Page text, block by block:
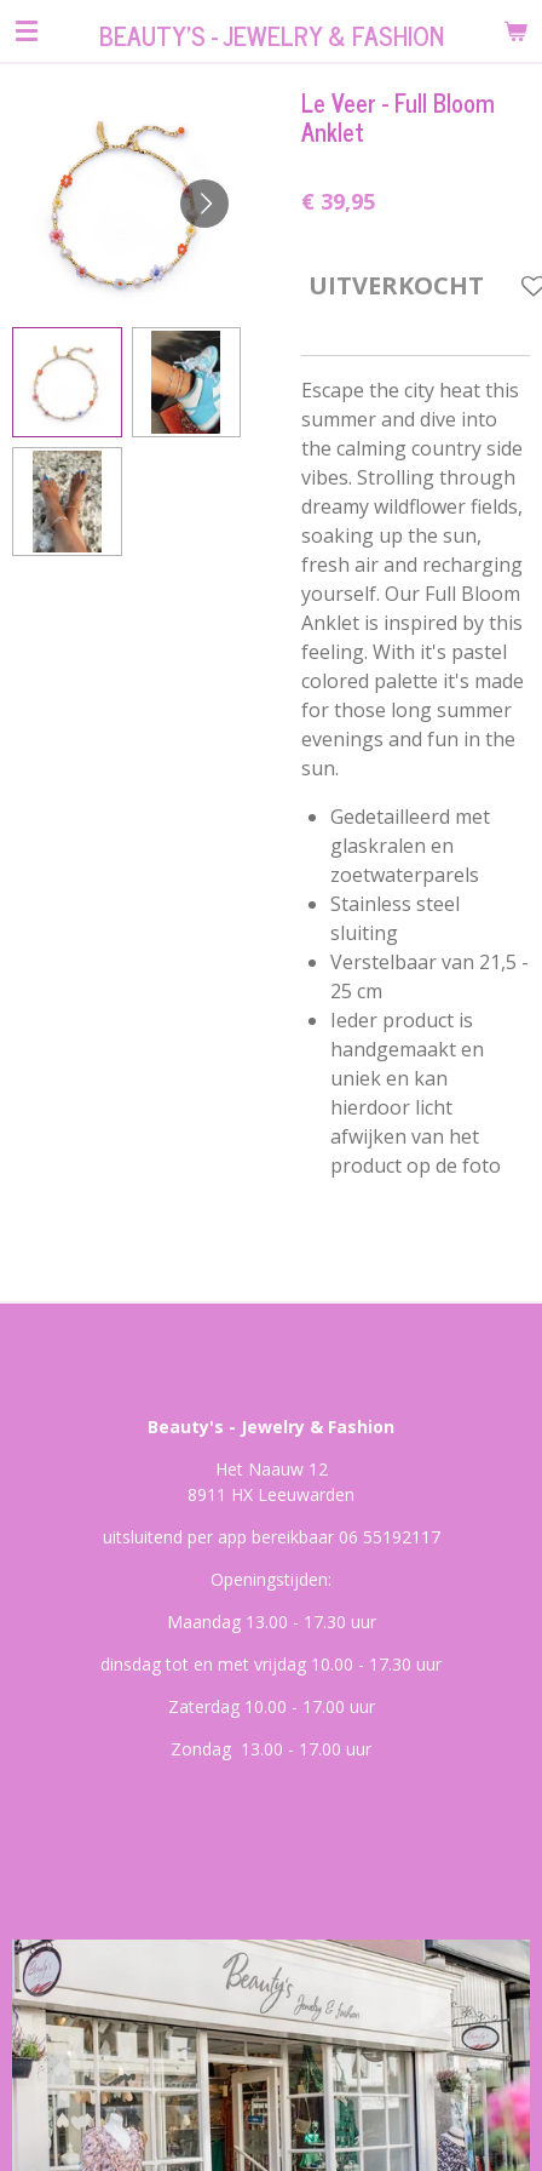
Ga
hoofdinhoud
BEAUTY'S - JEWELRY & FASHION
Le Veer - Full Bloom
Anklet
€ 39,95
UITVERKOCHT
Escape the city heat this
summer and dive into
the calming country side
vibes. Strolling through
dreamy wildflower fields,
soaking up the sun,
fresh air and recharging
yourself. Our Full Bloom
Anklet is inspired by this
feeling. With it's pastel
colored palette it's made
for those long summer
evenings and fun in the
sun.
Gedetailleerd met
glaskralen en
zoetwaterparels
Stainless steel
sluiting
Verstelbaar van 21,5 -
25 cm
Ieder product is
handgemaakt en
uniek en kan
hierdoor licht
afwijken van het
product op de foto
Beauty's - Jewelry & Fashion
Het Naauw 12
8911 HX Leeuwarden
uitsluitend per app bereikbaar 06 55192117
Openingstijden:
Maandag 13.00 - 17.30 uur
dinsdag tot en met vrijdag 10.00 - 17.30 uur
Zaterdag 10.00 - 17.00 uur
Zondag 13.00 - 17.00 uur